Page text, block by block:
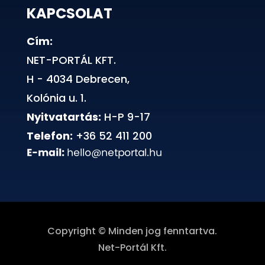
KAPCSOLAT
Cím:
NET-PORTÁL KFT.
H - 4034 Debrecen,
Kolónia u. 1.
Nyitvatartás: H-P 9-17
Telefon: +36 52 411 200
Copyright © Minden jog fenntartva.
Net-Portál Kft.